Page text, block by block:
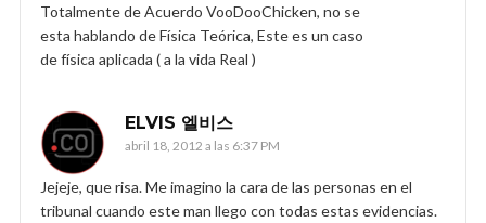
Totalmente de Acuerdo VooDooChicken, no se
esta hablando de Física Teórica, Este es un caso
de física aplicada ( a la vida Real )
ELVIS 엘비스
abril 18, 2012 a las 6:37 PM
Jejeje, que risa. Me imagino la cara de las personas en el
tribunal cuando este man llego con todas estas evidencias.